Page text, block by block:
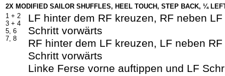
2X MODIFIED SAILOR SHUFFLES, HEEL TOUCH, STEP BACK, ¼
1 + 2
3 + 4
5, 6
7, 8
LF hinter dem RF kreuzen, RF neben
Schritt vorwärts
RF hinter dem LF kreuzen, LF neben
Schritt vorwärts
Linke Ferse vorne auftippen und LF